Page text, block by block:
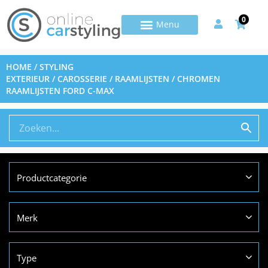
0
HOME /STYLING
EXTERIEUR /CAROSSERIE / RAAMLIJSTEN / CHROMEN
RAAMLIJSTEN FORD C-MAX
Productcategorie
Merk
Type